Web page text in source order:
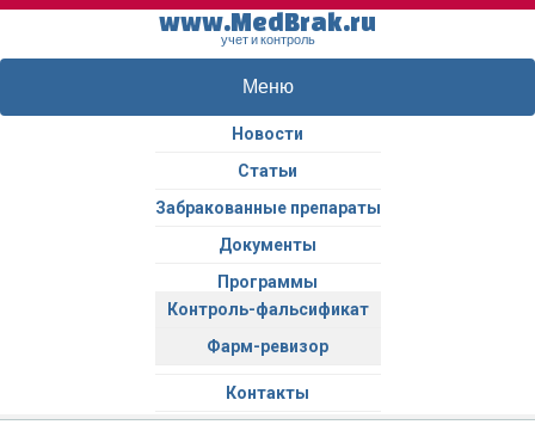
www.MedBrak.ru
учет и контроль
Меню
Новости
Статьи
Забракованные препараты
Документы
Программы
Контроль-фальсификат
Фарм-ревизор
Контакты